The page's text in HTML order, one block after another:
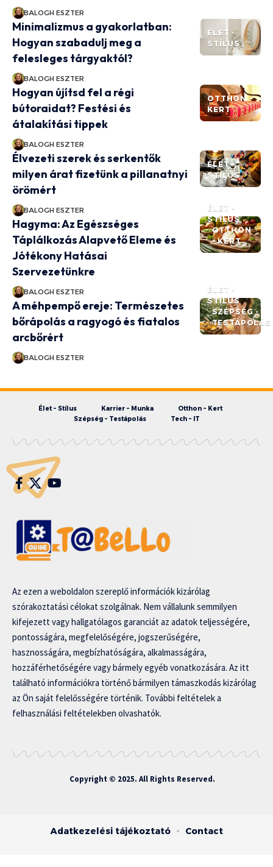
BALOGH ESZTER
ÉLET -
STÍLUS
Minimalizmus a gyakorlatban:
Hogyan szabadulj meg a
felesleges tárgyaktól?
BALOGH ESZTER
OTTHON -
KERT
Hogyan újítsd fel a régi
bútoraidat? Festési és
átalakítási tippek
BALOGH ESZTER
ÉLET -
STÍLUS
Élvezeti szerek és serkentők
milyen árat fizetünk a pillanatnyi
örömért
BALOGH ESZTER
ÉLET -
STÍLUS
OTTHON
- KERT
Hagyma: Az Egészséges
Táplálkozás Alapvető Eleme és
Jótékony Hatásai
Szervezetünkre
BALOGH ESZTER
ÉLET -
STÍLUS
SZÉPSÉG -
TESTÁPOLÁS
A méhpempő ereje: Természetes
bőrápolás a ragyogó és fiatalos
arcbőrért
BALOGH ESZTER
Élet – Stílus Karrier – Munka
Otthon – Kert
Szépség – Testápolás
Tech – IT
Az ezen a weboldalon szereplő információk kizárólag
szórakoztatási célokat szolgálnak. Nem vállalunk semmilyen
kifejezett vagy hallgatólagos garanciát az adatok teljességére,
pontosságára, megfelelőségére, jogszerűségére,
hasznosságára, megbízhatóságára, alkalmasságára,
hozzáférhetőségére vagy bármely egyéb vonatkozására. Az itt
található információkra történő bármilyen támaszkodás kizárólag
az Ön saját felelősségére történik. További feltételek a
felhasználási feltételekben olvashatók.
Copyright © 2025. All Rights Reserved.
Adatkezelési tájékoztató Contact